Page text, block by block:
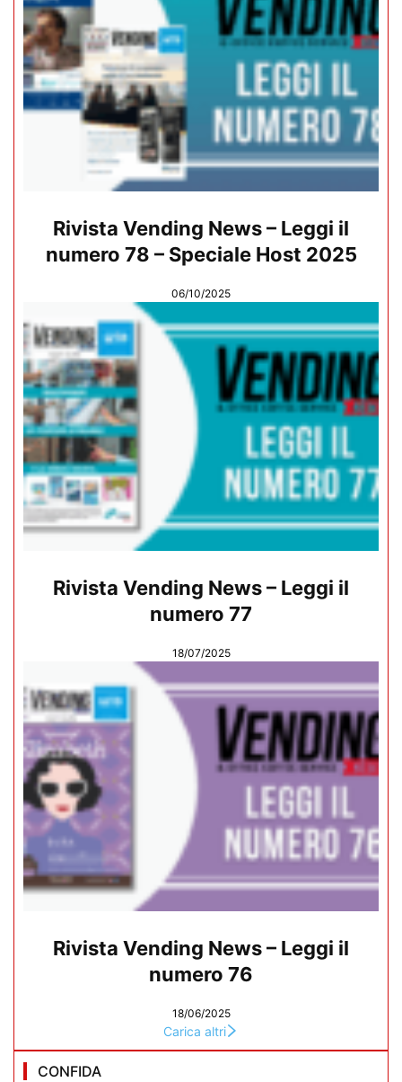
Rivista Vending News – Leggi il
numero 78 – Speciale Host 2025
06/10/2025
Rivista Vending News – Leggi il
numero 77
18/07/2025
Rivista Vending News – Leggi il
numero 76
18/06/2025
Carica altri
CONFIDA